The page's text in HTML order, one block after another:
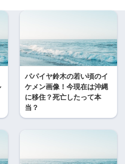
パパイヤ鈴木の若い頃のイ
ケメン画像！今現在は沖縄
に移住？死亡したって本
当？